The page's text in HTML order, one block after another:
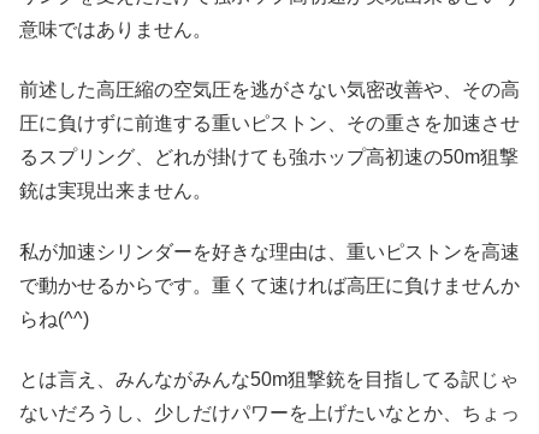
意味ではありません。
前述した高圧縮の空気圧を逃がさない気密改善や、その高
圧に負けずに前進する重いピストン、その重さを加速させ
るスプリング、どれが掛けても強ホップ高初速の50m狙撃
銃は実現出来ません。
私が加速シリンダーを好きな理由は、重いピストンを高速
で動かせるからです。重くて速ければ高圧に負けませんか
らね(^^)
とは言え、みんながみんな50m狙撃銃を目指してる訳じゃ
ないだろうし、少しだけパワーを上げたいなとか、ちょっ